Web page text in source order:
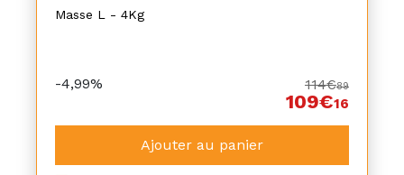
Masse L - 4Kg
-4,99% 114€89
109€16
Ajouter au panier